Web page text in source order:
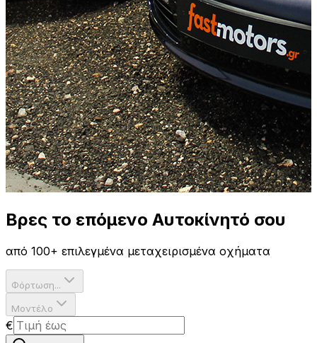
Βρες το επόμενο Αυτοκίνητό σου
από 100+ επιλεγμένα μεταχειρισμένα οχήματα
Φόρτωση...
Μοντέλο
€